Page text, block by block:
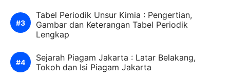
Tabel Periodik Unsur Kimia : Pengertian,
Gambar dan Keterangan Tabel Periodik
Lengkap
Sejarah Piagam Jakarta : Latar Belakang,
Tokoh dan Isi Piagam Jakarta